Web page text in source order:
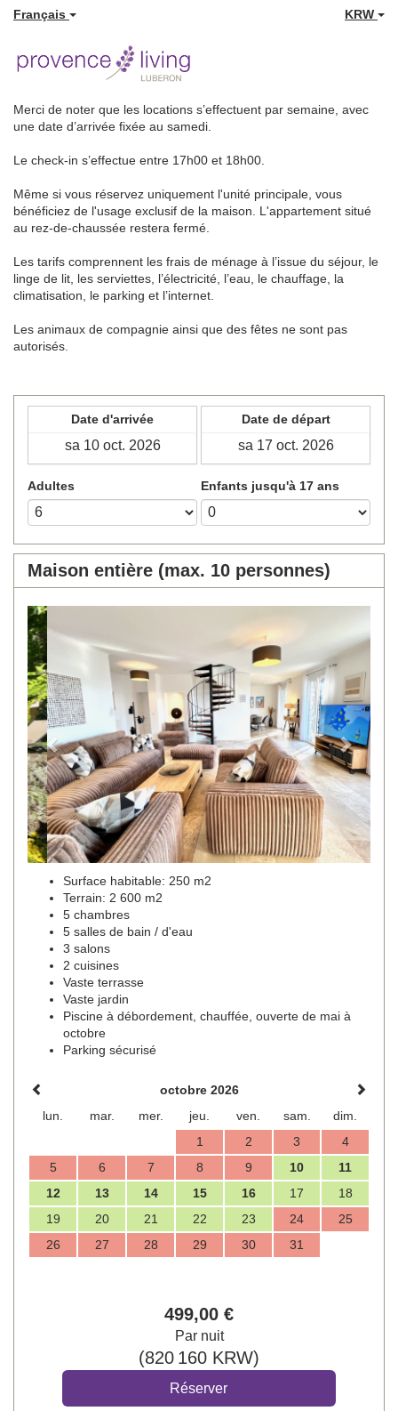
Français KRW
Merci de noter que les locations s’effectuent par semaine, avec
une date d’arrivée fixée au samedi.
Le check-in s’effectue entre 17h00 et 18h00.
Même si vous réservez uniquement l'unité principale, vous
bénéficiez de l'usage exclusif de la maison. L'appartement situé
au rez-de-chaussée restera fermé.
Les tarifs comprennent les frais de ménage à l’issue du séjour, le
linge de lit, les serviettes, l’électricité, l’eau, le chauffage, la
climatisation, le parking et l’internet.
Les animaux de compagnie ainsi que des fêtes ne sont pas
autorisés.
Date d'arrivée Date de départ
Adultes Enfants jusqu'à 17 ans
Maison entière (max. 10 personnes)
Next
Surface habitable: 250 m2
Terrain: 2 600 m2
5 chambres
5 salles de bain / d'eau
3 salons
2 cuisines
Vaste terrasse
Vaste jardin
Piscine à débordement, chauffée, ouverte de mai à
octobre
Parking sécurisé
octobre 2026
lun.
mar. mer. jeu. ven. sam.
dim.
1
2 3
4
5
6 7 8 9 10
11
12
13 14 15 16 17
18
19
20 21 22 23 24
25
26
27 28 29 30 31
499,00 €
Par nuit
(820 160 KRW)